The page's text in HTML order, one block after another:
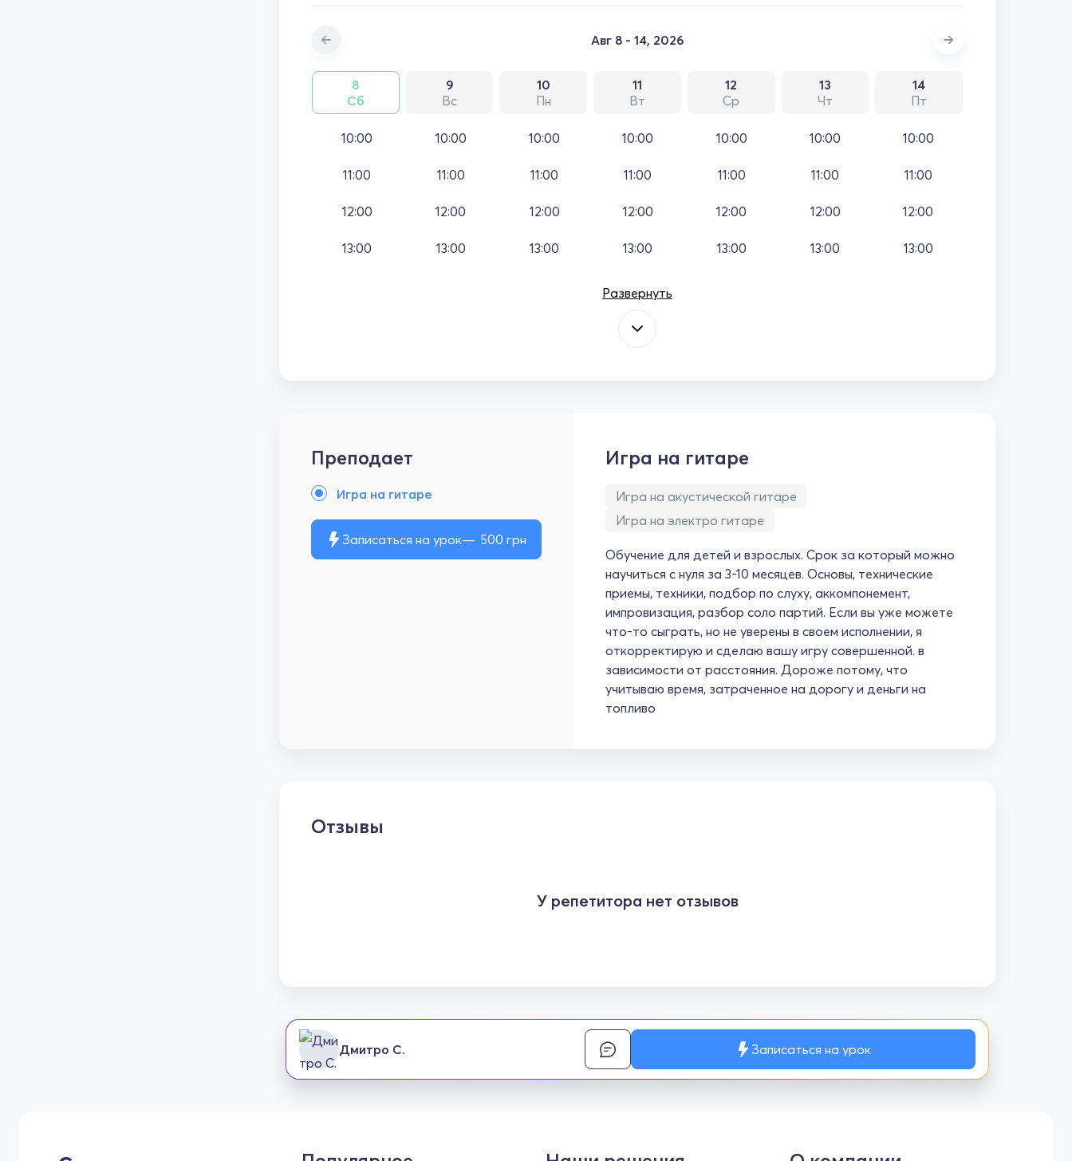
Авг 8 - 14, 2026
8
Сб
9
Вс
10
Пн
11
Вт
12
Ср
13
Чт
14
Пт
10:00
11:00
12:00
13:00
10:00
11:00
12:00
13:00
10:00
11:00
12:00
13:00
10:00
11:00
12:00
13:00
10:00
11:00
12:00
13:00
10:00
11:00
12:00
13:00
10:00
11:00
12:00
13:00
Развернуть
Преподает
Игра на гитаре
Записаться на урок 500 грн
Игра на гитаре
Игра на акустической гитаре
Игра на электро гитаре
Обучение для детей и взрослых. Срок за который можно
научиться с нуля за 3-10 месяцев. Основы, технические
приемы, техники, подбор по слуху, аккомпонемент,
импровизация, разбор соло партий. Если вы уже можете
что-то сыграть, но не уверены в своем исполнении, я
откорректирую и сделаю вашу игру совершенной. в
зависимости от расстояния. Дороже потому, что
учитываю время, затраченное на дорогу и деньги на
топливо
Отзывы
У репетитора нет отзывов
Дмитро С. Записаться на урок